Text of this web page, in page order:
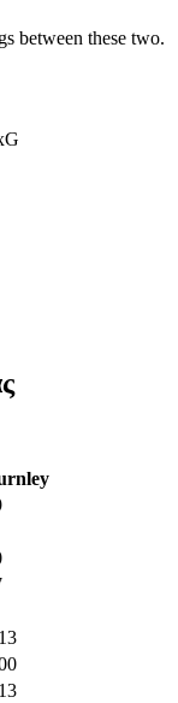
between these two.